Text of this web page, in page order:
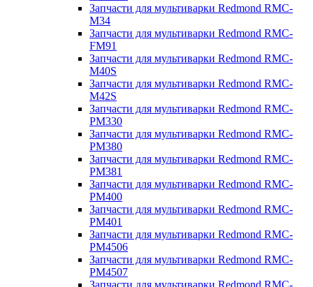
Запчасти для мультиварки Redmond RMC-
M34
Запчасти для мультиварки Redmond RMC-
FM91
Запчасти для мультиварки Redmond RMC-
M40S
Запчасти для мультиварки Redmond RMC-
M42S
Запчасти для мультиварки Redmond RMC-
PM330
Запчасти для мультиварки Redmond RMC-
PM380
Запчасти для мультиварки Redmond RMC-
PM381
Запчасти для мультиварки Redmond RMC-
PM400
Запчасти для мультиварки Redmond RMC-
PM401
Запчасти для мультиварки Redmond RMC-
PM4506
Запчасти для мультиварки Redmond RMC-
PM4507
Запчасти для мультиварки Redmond RMC-